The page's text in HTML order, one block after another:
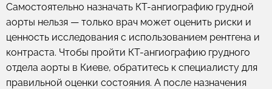
Самостоятельно назначать КТ-ангиографию грудной
аорты нельзя — только врач может оценить риски и
ценность исследования с использованием рентгена и
контраста. Чтобы пройти КТ-ангиографию грудного
отдела аорты в Киеве, обратитесь к специалисту для
правильной оценки состояния. А после назначения